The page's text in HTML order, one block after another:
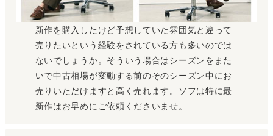
新作を購入したけど予想していた雰囲気と違って
売りたいという経験をされている方も多いのでは
ないでしょうか。そういう場合はシーズンをまた
いで中古相場が変動する前のそのシーズン中にお
売りいただけますと高く売れます。ソフは特に最
新作はお早めにご依頼くださいませ。